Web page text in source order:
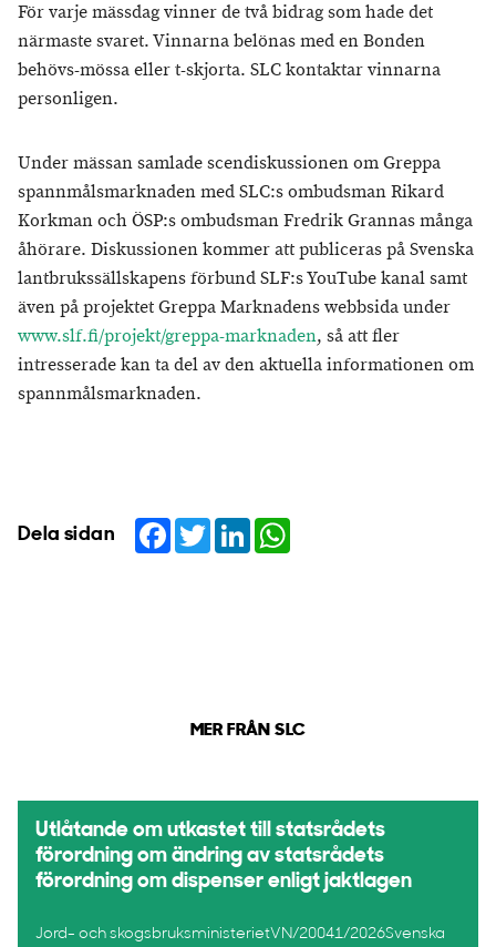
För varje mässdag vinner de två bidrag som hade det
närmaste svaret. Vinnarna belönas med en Bonden
behövs-mössa eller t-skjorta. SLC kontaktar vinnarna
personligen.
Under mässan samlade scendiskussionen om Greppa
spannmålsmarknaden med SLC:s ombudsman Rikard
Korkman och ÖSP:s ombudsman Fredrik Grannas många
åhörare. Diskussionen kommer att publiceras på Svenska
lantbrukssällskapens förbund SLF:s YouTube kanal samt
även på projektet Greppa Marknadens webbsida under
www.slf.fi/projekt/greppa-marknaden, så att fler
intresserade kan ta del av den aktuella informationen om
spannmålsmarknaden.
Dela sidan Facebook
TwitterLinkedIn
MER FRÅN SLC
Utlåtande om utkastet till statsrådets
förordning om ändring av statsrådets
förordning om dispenser enligt jaktlagen
Jord- och skogsbruksministerietVN/20041/2026Svenska